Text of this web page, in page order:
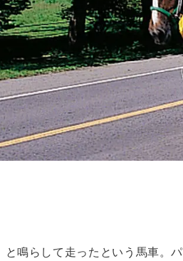
鳴らして走ったという馬車。